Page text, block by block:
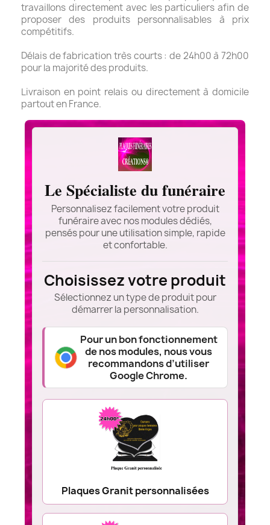
travaillons directement avec les particuliers afin de
proposer des produits personnalisables à prix
compétitifs.
Délais de fabrication très courts : de 24h00 à 72h00
pour la majorité des produits.
Livraison en point relais ou directement à domicile
partout en France.
Le Spécialiste du funéraire
Personnalisez facilement votre produit
funéraire avec nos modules dédiés,
pensés pour une utilisation simple, rapide
et confortable.
Choisissez votre produit
Sélectionnez un type de produit pour
démarrer la personnalisation.
Pour un bon fonctionnement
de nos modules, nous vous
recommandons d’utiliser
Google Chrome.
Plaques Granit personnalisées